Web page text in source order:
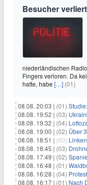
Besucher
niederländischen
Fingers verloren. Da
hatte, habe […] (01)
08.08. 20:03 | (01) Studie:
08.08. 19:52 | (03)
08.08. 19:32 | (04)
08.08. 19:00 | (02) Über
08.08. 18:51 | (00) Linken-
08.08. 18:45 | (03)
08.08. 17:49 | (02)
08.08. 16:48 | (01)
08.08. 16:28 | (04) Protest
08.08. 16:17 | (01) Nach